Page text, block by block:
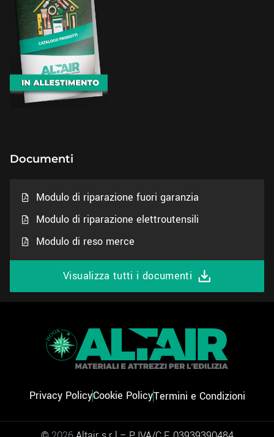
Documenti
Modulo di riparazione fuori garanzia
Modulo di riparazione elettroutensili
Modulo di reso merce
Visualizza tutti i documenti
Privacy PolicyCookie PolicyTermini e Condizioni